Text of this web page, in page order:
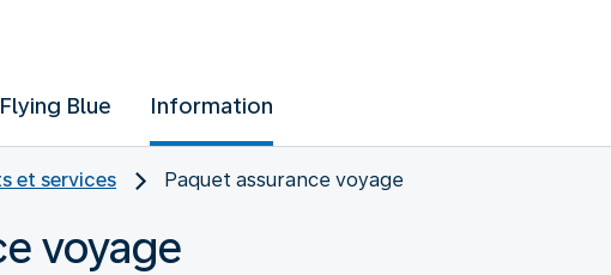
Flying Blue Information
et services Paquet assurance voyage
voyage